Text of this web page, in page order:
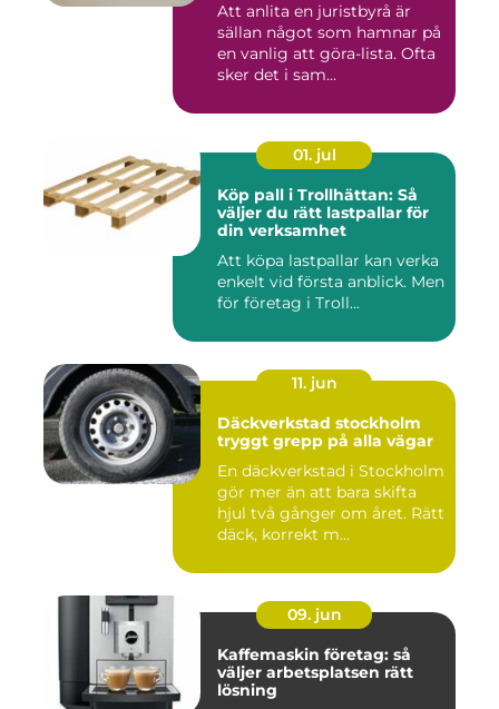
Att anlita en juristbyrå är
sällan något som hamnar på
en vanlig att göra-lista. Ofta
sker det i sam...
01. jul
Köp pall i Trollhättan: Så
väljer du rätt lastpallar för
din verksamhet
Att köpa lastpallar kan verka
enkelt vid första anblick. Men
för företag i Troll...
11. jun
Däckverkstad stockholm
tryggt grepp på alla vägar
En däckverkstad i Stockholm
gör mer än att bara skifta
hjul två gånger om året. Rätt
däck, korrekt m...
09. jun
Kaffemaskin företag: så
väljer arbetsplatsen rätt
lösning